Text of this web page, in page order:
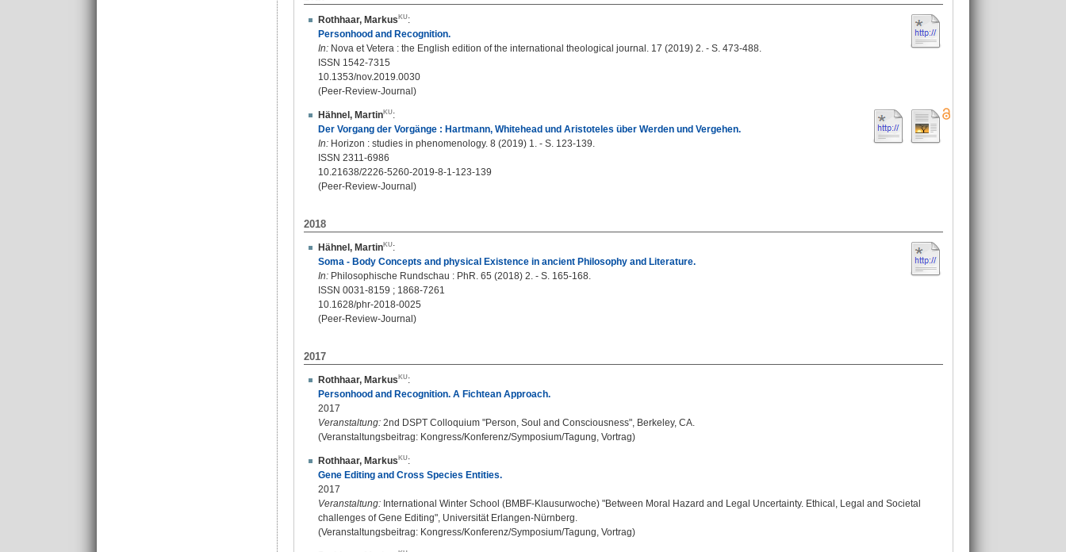
Rothhaar, Markus
:
Personhood and Recognition.
In: Nova et Vetera : the English edition of the international theological journal. 17 (2019) 2. - S. 473-488.
ISSN 1542-7315
10.1353/nov.2019.0030
(Peer-Review-Journal)
Hähnel, Martin
:
Der Vorgang der Vorgänge : Hartmann, Whitehead und Aristoteles über Werden und Vergehen.
In: Horizon : studies in phenomenology. 8 (2019) 1. - S. 123-139.
ISSN 2311-6986
10.21638/2226-5260-2019-8-1-123-139
(Peer-Review-Journal)
2018
Hähnel, Martin
:
Soma - Body Concepts and physical Existence in ancient Philosophy and Literature.
In: Philosophische Rundschau : PhR. 65 (2018) 2. - S. 165-168.
ISSN 0031-8159 ; 1868-7261
10.1628/phr-2018-0025
(Peer-Review-Journal)
2017
Rothhaar, Markus
:
Personhood and Recognition. A Fichtean Approach.
2017
Veranstaltung: 2nd DSPT Colloquium "Person, Soul and Consciousness", Berkeley, CA.
(Veranstaltungsbeitrag: Kongress/Konferenz/Symposium/Tagung, Vortrag)
Rothhaar, Markus
:
Gene Editing and Cross Species Entities.
2017
Veranstaltung: International Winter School (BMBF-Klausurwoche) "Between Moral Hazard and Legal Uncertainty. Ethical, Legal and Societal
challenges of Gene Editing", Universität Erlangen-Nürnberg.
(Veranstaltungsbeitrag: Kongress/Konferenz/Symposium/Tagung, Vortrag)